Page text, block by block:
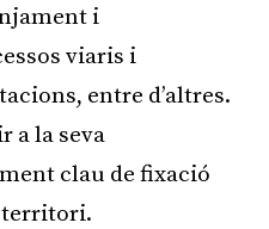
i
viaris i
entre d’altres.
a la seva
clau de fixació
territori.